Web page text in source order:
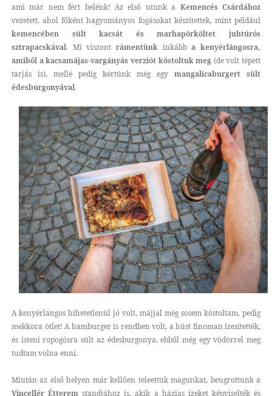
ami már nem fért belénk! Az első utunk a Kemencés Csárdához
vezetett, ahol főként hagyományos fogásokat készítettek, mint például
kemencében sült kacsát és marhapörköltet juhtúrós
sztrapacskával. Mi viszont rámentünk inkábba kenyérlángosra,
amiből a kacsamájas-vargányás verziót kóstoltuk meg (de volt tépett
tarjás is), mellé pedig kértünk még egy mangalicaburgert sült
édesburgonyával.
A kenyérlángos hihetetlenül jó volt, májjal még sosem kóstoltam, pedig
mekkora ötlet! A hamburger is rendben volt, a húst finoman ízesítették,
és isteni ropogósra sült az édesburgonya, ebből még egy vödörrel meg
tudtam volna enni.
Miután az első helyen már kellően teleettük magunkat, beugrottunk a
Vincellér Étterem standjához is, akik a házias ízeket képviselték és